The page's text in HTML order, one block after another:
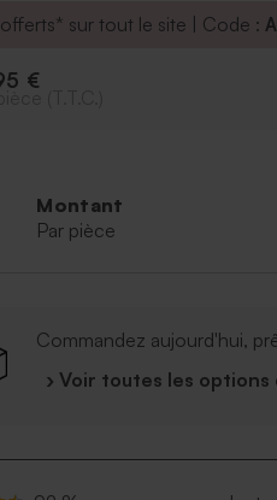
: eucalyptus
alimentaire
: Biscuit croustillant avec un
de soja. arôme naturel de
:
sur tout le site | Code :
€
Montant
Par pièce
Commandez aujourd'hui,
› Voir toutes les options